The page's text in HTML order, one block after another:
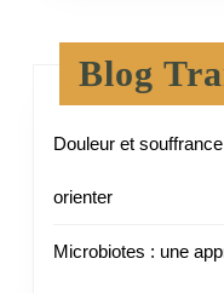
Blog
Douleur et
orienter
Microbiotes : une